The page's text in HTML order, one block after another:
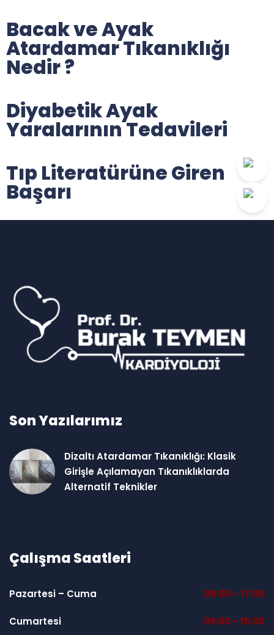
Bacak ve Ayak
Atardamar Tıkanıklığı
Nedir ?
Diyabetik Ayak
Yaralarının Tedavileri
Tıp Literatürüne Giren
Başarı
Son Yazılarımız
Dizaltı Atardamar Tıkanıklığı: Klasik
Girişle Açılamayan Tıkanıklıklarda
Alternatif Teknikler
Çalışma Saatleri
Pazartesi – Cuma 09:00 – 17:00
Cumartesi 09:00 – 15:00